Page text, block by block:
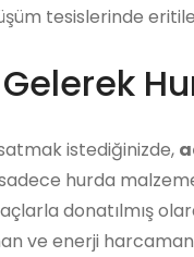
tesislerinde
istediğinizde,
hurda
donatılmış
ve enerji